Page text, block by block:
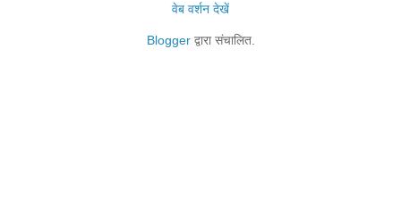
वेब वर्शन देखें
Bloggerद्वारा संचालित.